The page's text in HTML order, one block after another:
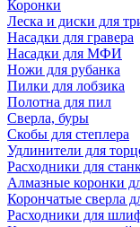
Коронки
Леска и диски для
Насадки для гравера
Насадки для МФИ
Ножи для рубанка
Пилки для лобзика
Полотна для пил
Сверла, буры
Скобы для степлера
Удлинители для
Расходники для
Алмазные коронки
Корончатые сверла
Расходники для